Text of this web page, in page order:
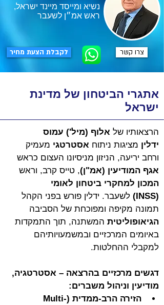
נשיא ומייסד מיינד ישראל,
ראש אמ״ן לשעבר
צרו קשר לקבלת הצעת מחיר
אתגרי הביטחון של מדינת
ישראל
הרצאותיו של אלוף (מיל') עמוס
ידלין מציגות ניתוח אסטרטגי מעמיק
ורחב יריעה, הניזון מניסיונו העצום כראש
אגף המודיעין (אמ"ן), טייס קרב, וראש
המכון למחקרי ביטחון לאומי
(INSS)
לשעבר. ידלין פורש בפני הקהל
תמונה מקיפה ומפוכחת של הסביבה
הגיאופוליטית המשתנה, תוך התמקדות
באיומים המרכזיים ובמשמעויותיהם
למקבלי ההחלטות.
דגשים מרכזיים בהרצאה – אסטרטגיה,
מודיעין וניהול משברים:
הזירה הרב-ממדית (Multi-